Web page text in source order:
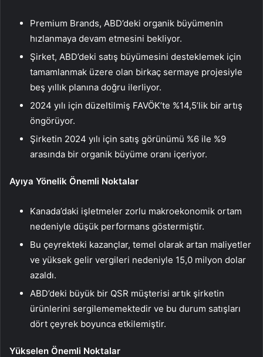
Premium Brands, ABD’deki organik büyümenin
hızlanmaya devam etmesini bekliyor.
Şirket, ABD’deki satış büyümesini desteklemek için
tamamlanmak üzere olan birkaç sermaye projesiyle
beş yıllık planına doğru ilerliyor.
2024 yılı için düzeltilmiş FAVÖK’te %14,5’lik bir artış
öngörüyor.
Şirketin 2024 yılı için satış görünümü %6 ile %9
arasında bir organik büyüme oranı içeriyor.
Ayıya Yönelik Önemli Noktalar
Kanada’daki işletmeler zorlu makroekonomik ortam
nedeniyle düşük performans göstermiştir.
Bu çeyrekteki kazançlar, temel olarak artan maliyetler
ve yüksek gelir vergileri nedeniyle 15,0 milyon dolar
azaldı.
ABD’deki büyük bir QSR müşterisi artık şirketin
ürünlerini sergilememektedir ve bu durum satışları
dört çeyrek boyunca etkilemiştir.
Yükselen Önemli Noktalar